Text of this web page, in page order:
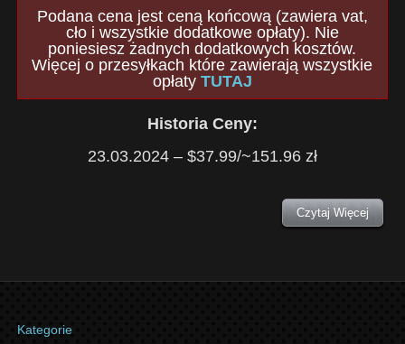
Podana cena jest ceną końcową (zawiera vat,
cło i wszystkie dodatkowe opłaty). Nie
poniesiesz żadnych dodatkowych kosztów.
Więcej o przesyłkach które zawierają wszystkie
opłaty TUTAJ
Historia Ceny:
23.03.2024 – $37.99/~151.96 zł
Czytaj Więcej
Kategorie